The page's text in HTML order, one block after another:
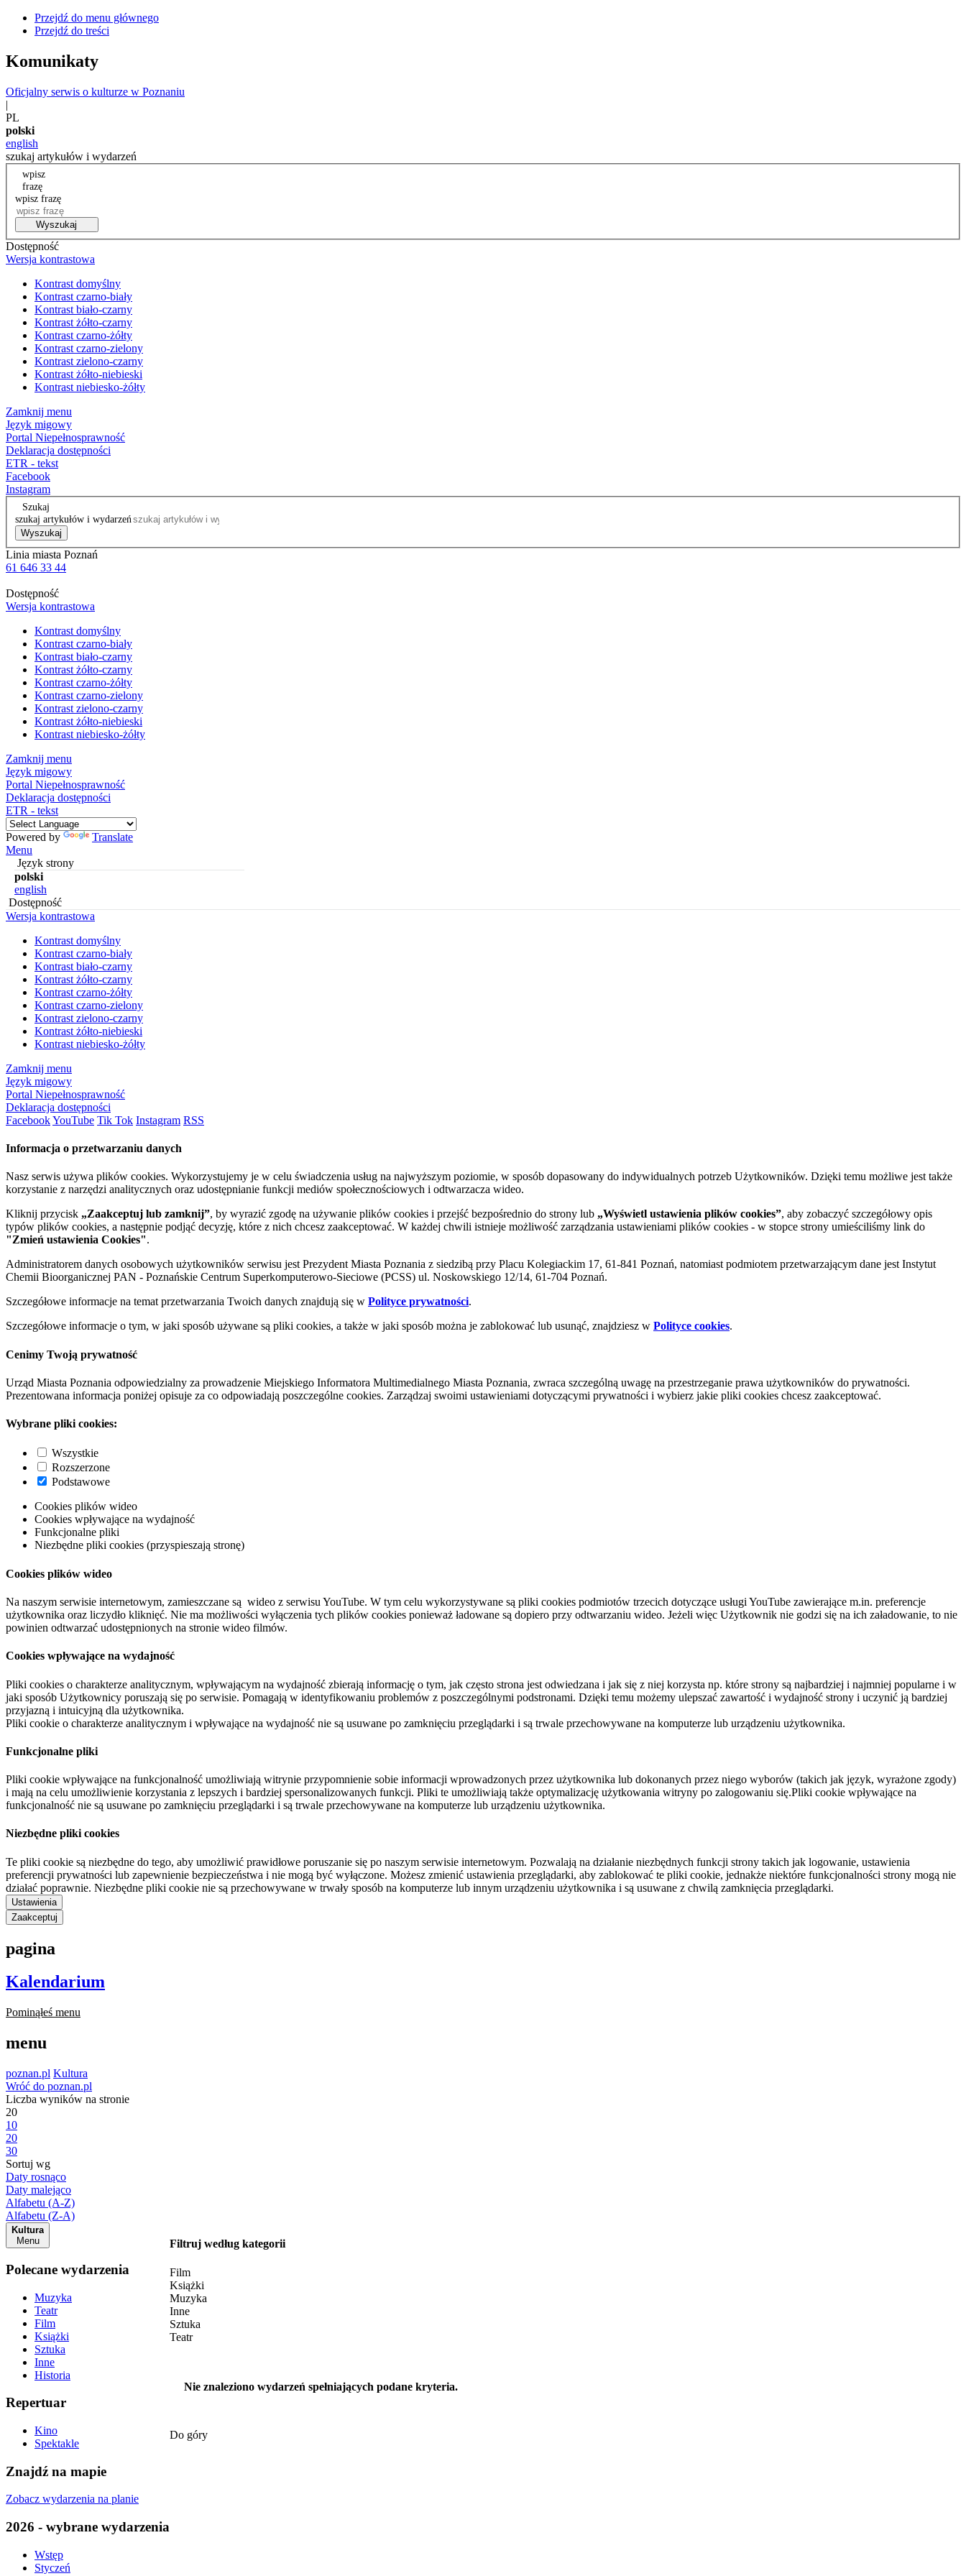
Przejdź do menu głównego
Przejdź do treści
Komunikaty
Oficjalny serwis o kulturze w Poznaniu
|
PL
polski
english
szukaj artykułów i wydarzeń
wpisz
frazę
wpisz frazę
Wyszukaj
Dostępność
Wersja kontrastowa
Kontrast domyślny
Kontrast czarno-biały
Kontrast biało-czarny
Kontrast żółto-czarny
Kontrast czarno-żółty
Kontrast czarno-zielony
Kontrast zielono-czarny
Kontrast żółto-niebieski
Kontrast niebiesko-żółty
Zamknij menu
Język migowy
Portal Niepełnosprawność
Deklaracja dostępności
ETR - tekst
Facebook
Instagram
Szukaj
szukaj artykułów i wydarzeń
Wyszukaj
Linia miasta Poznań
61 646 33 44
Dostępność
Wersja kontrastowa
Kontrast domyślny
Kontrast czarno-biały
Kontrast biało-czarny
Kontrast żółto-czarny
Kontrast czarno-żółty
Kontrast czarno-zielony
Kontrast zielono-czarny
Kontrast żółto-niebieski
Kontrast niebiesko-żółty
Zamknij menu
Język migowy
Portal Niepełnosprawność
Deklaracja dostępności
ETR - tekst
Powered by
Translate
Menu
Język strony
polski
english
Dostępność
Wersja kontrastowa
Kontrast domyślny
Kontrast czarno-biały
Kontrast biało-czarny
Kontrast żółto-czarny
Kontrast czarno-żółty
Kontrast czarno-zielony
Kontrast zielono-czarny
Kontrast żółto-niebieski
Kontrast niebiesko-żółty
Zamknij menu
Język migowy
Portal Niepełnosprawność
Deklaracja dostępności
FacebookYouTube Tik Tok Instagram RSS
Informacja o przetwarzaniu danych
Nasz serwis używa plików cookies. Wykorzystujemy je w celu świadczenia usług na najwyższym poziomie, w sposób dopasowany do indywidualnych potrzeb Użytkowników. Dzięki temu możliwe jest także
korzystanie z narzędzi analitycznych oraz udostępnianie funkcji mediów społecznościowych i odtwarzacza wideo.
Kliknij przycisk „Zaakceptuj lub zamknij”, by wyrazić zgodę na używanie plików cookies i przejść bezpośrednio do strony lub „Wyświetl ustawienia plików cookies”, aby zobaczyć szczegółowy opis
typów plików cookies, a następnie podjąć decyzję, które z nich chcesz zaakceptować. W każdej chwili istnieje możliwość zarządzania ustawieniami plików cookies - w stopce strony umieściliśmy link do
"Zmień ustawienia Cookies".
Administratorem danych osobowych użytkowników serwisu jest Prezydent Miasta Poznania z siedzibą przy Placu Kolegiackim 17, 61-841 Poznań, natomiast podmiotem przetwarzającym dane jest Instytut
Chemii Bioorganicznej PAN - Poznańskie Centrum Superkomputerowo-Sieciowe (PCSS) ul. Noskowskiego 12/14, 61-704 Poznań.
Szczegółowe informacje na temat przetwarzania Twoich danych znajdują się w Polityce prywatności.
Szczegółowe informacje o tym, w jaki sposób używane są pliki cookies, a także w jaki sposób można je zablokować lub usunąć, znajdziesz w Polityce cookies.
Cenimy Twoją prywatność
Urząd Miasta Poznania odpowiedzialny za prowadzenie Miejskiego Informatora Multimedialnego Miasta Poznania, zwraca szczególną uwagę na przestrzeganie prawa użytkowników do prywatności.
Prezentowana informacja poniżej opisuje za co odpowiadają poszczególne cookies. Zarządzaj swoimi ustawieniami dotyczącymi prywatności i wybierz jakie pliki cookies chcesz zaakceptować.
Wybrane pliki cookies:
Wszystkie
Rozszerzone
Podstawowe
Cookies plików wideo
Cookies wpływające na wydajność
Funkcjonalne pliki
Niezbędne pliki cookies (przyspieszają stronę)
Cookies plików wideo
Na naszym serwisie internetowym, zamieszczane są wideo z serwisu YouTube. W tym celu wykorzystywane są pliki cookies podmiotów trzecich dotyczące usługi YouTube zawierające m.in. preferencje
użytkownika oraz liczydło kliknięć. Nie ma możliwości wyłączenia tych plików cookies ponieważ ładowane są dopiero przy odtwarzaniu wideo. Jeżeli więc Użytkownik nie godzi się na ich załadowanie, to nie
powinien odtwarzać udostępnionych na stronie wideo filmów.
Cookies wpływające na wydajność
Pliki cookies o charakterze analitycznym, wpływającym na wydajność zbierają informację o tym, jak często strona jest odwiedzana i jak się z niej korzysta np. które strony są najbardziej i najmniej popularne i w
jaki sposób Użytkownicy poruszają się po serwisie. Pomagają w identyfikowaniu problemów z poszczególnymi podstronami. Dzięki temu możemy ulepszać zawartość i wydajność strony i uczynić ją bardziej
przyjazną i intuicyjną dla użytkownika.
Pliki cookie o charakterze analitycznym i wpływające na wydajność nie są usuwane po zamknięciu przeglądarki i są trwale przechowywane na komputerze lub urządzeniu użytkownika.
Funkcjonalne pliki
Pliki cookie wpływające na funkcjonalność umożliwiają witrynie przypomnienie sobie informacji wprowadzonych przez użytkownika lub dokonanych przez niego wyborów (takich jak język, wyrażone zgody)
i mają na celu umożliwienie korzystania z lepszych i bardziej spersonalizowanych funkcji. Pliki te umożliwiają także optymalizację użytkowania witryny po zalogowaniu się.Pliki cookie wpływające na
funkcjonalność nie są usuwane po zamknięciu przeglądarki i są trwale przechowywane na komputerze lub urządzeniu użytkownika.
Niezbędne pliki cookies
Te pliki cookie są niezbędne do tego, aby umożliwić prawidłowe poruszanie się po naszym serwisie internetowym. Pozwalają na działanie niezbędnych funkcji strony takich jak logowanie, ustawienia
preferencji prywatności lub zapewnienie bezpieczeństwa i nie mogą być wyłączone. Możesz zmienić ustawienia przeglądarki, aby zablokować te pliki cookie, jednakże niektóre funkcjonalności strony mogą nie
działać poprawnie. Niezbędne pliki cookie nie są przechowywane w trwały sposób na komputerze lub innym urządzeniu użytkownika i są usuwane z chwilą zamknięcia przeglądarki.
Ustawienia
Zaakceptuj
pagina
Kalendarium
Pominąłeś menu
menu
poznan.pl Kultura
Wróć do poznan.pl
Liczba wyników na stronie
20
10
20
30
Sortuj wg
Daty rosnąco
Daty malejąco
Alfabetu (A-Z)
Alfabetu (Z-A)
Kultura
Menu
Polecane wydarzenia
Muzyka
Teatr
Film
Książki
Sztuka
Inne
Historia
Repertuar
Kino
Spektakle
Znajdź na mapie
Zobacz wydarzenia na planie
2026 - wybrane wydarzenia
Wstęp
Styczeń
Filtruj według kategorii
Film
Książki
Muzyka
Inne
Sztuka
Teatr
Nie znaleziono wydarzeń spełniających podane kryteria.
Do góry